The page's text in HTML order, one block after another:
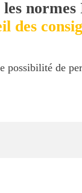
des
possibilité de